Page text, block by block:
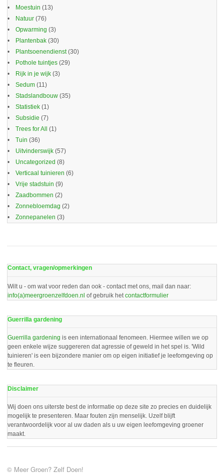
Moestuin (13)
Natuur (76)
Opwarming (3)
Plantenbak (30)
Plantsoenendienst(30)
Pothole tuintjes (29)
Rijk in je wijk (3)
Sedum (11)
Stadslandbouw (35)
Statistiek (1)
Subsidie (7)
Trees for All
(1)
Tuin (36)
Uitvinderswijk (57)
Uncategorized (8)
Verticaal tuinieren (6)
Vrije stadstuin (9)
Zaadbommen (2)
Zonnebloemdag (2)
Zonnepanelen (3)
Contact, vragen/opmerkingen
Wilt u - om wat voor reden dan ook - contact met ons, mail dan naar:
info(a)meergroenzelfdoen.nl of gebruik het contactformulier
Guerrilla gardening
Guerrilla gardening is een internationaal fenomeen. Hiermee willen we op
geen enkele wijze suggereren dat agressie of geweld in het spel is. 'Wild
tuinieren' is een bijzondere manier om op eigen initiatief je leefomgeving op
te fleuren.
Disclaimer
Wij doen ons uiterste best de informatie op deze site zo precies en duidelijk
mogelijk te presenteren. Maar fouten zijn menselijk. Uzelf blijft
verantwoordelijk voor al uw daden als u uw eigen leefomgeving groener
maakt.
© Meer Groen? Zelf Doen!